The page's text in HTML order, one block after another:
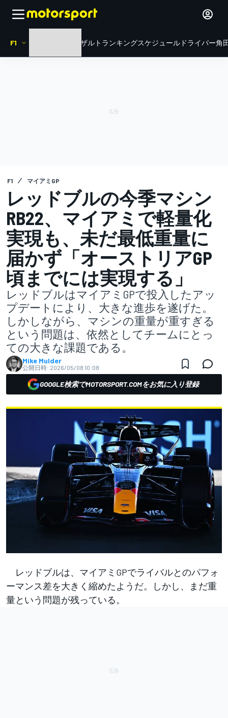
F1 リザルト ランキングスケジュール ドライバー角
F1 マイアミGP
レッドブルの今季マシン
RB22、マイアミで軽量化
実現も、未だ最低重量に
届かず「オーストリアGP
頃までには実現する」
レッドブルはマイアミGPで投入したアッ
プデートにより、大きな進歩を遂げた。
しかしながら、マシンの重量が重すぎる
という問題は、依然としてチームにとっ
ての大きな課題である。
Mike Mulder
公開日時: 2026/05/08 10:08
GOOGLE検索でMOTORSPORT.COMをお気に入り登録
レッドブルは、マイアミGPでライバルとのパフォ
ーマンス差を大きく縮めたようだ。しかし、まだ重
量という問題が残っている。